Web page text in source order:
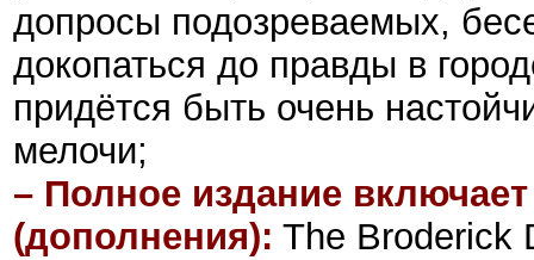
допросы подозреваемых,
докопаться до правды в
придётся быть очень
мелочи;
– Полное издание
(дополнения): The Broderick